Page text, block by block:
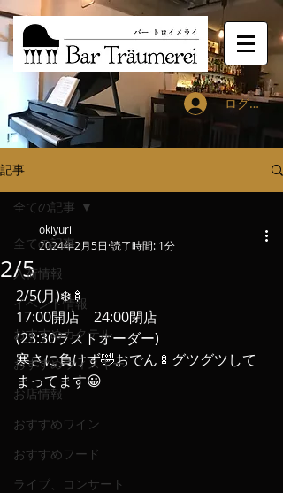
ログイン
記事
全ての記事
入荷情報
イベント情報
おすすめカクテル
おすすめウィスキー
お店情報
おすすめワイン
おすすめフード
ライブ、コンサート
全ての記事
2/5
okiyuri
2024年2月5日 読了時間: 1分
2/5(月)❄️🍢
17:00開店　24:00閉店
(23:30ラストオーダー)
寒さに負けず🤣おでん🍢グツグツして
まってます😀